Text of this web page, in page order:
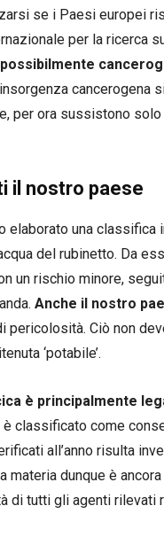
se i Paesi europei
per la ricerca
cancerogena
per ora sussistono
il nostro paese
una classifica
del rubinetto. Da
un rischio minore,
Anche il nostro
pericolosità. Ciò non
‘potabile’.
è principalmente
classificato come
all’anno risulta
materia dunque è
di tutti gli agenti